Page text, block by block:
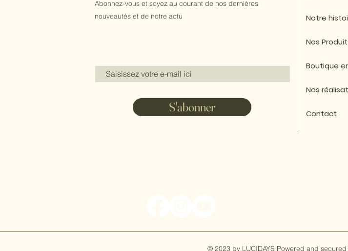
Abonnez-vous et soyez au courant de nos dernières
nouveautés et de notre actu
S'abonner
Notre
Nos
Boutique
Nos
Contact
© 2023 by LUCIDAYS Powered and